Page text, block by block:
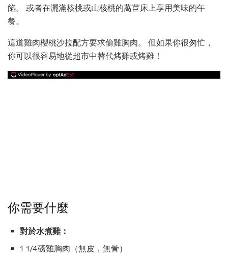
餡。 或者在灑滿核桃或山核桃的萵苣床上享用美味的午
餐。
這道雞肉櫻桃沙拉配方要求偷雞胸肉。 但如果你很匆忙，
你可以很容易地從超市中替代烤雞或烤雞！
你需要什麼
對於水煮雞：
1 1/4磅雞胸肉（無皮，無骨）